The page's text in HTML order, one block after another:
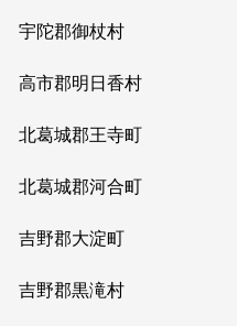
宇陀郡御杖村
高市郡明日香村
北葛城郡王寺町
北葛城郡河合町
吉野郡大淀町
吉野郡黒滝村